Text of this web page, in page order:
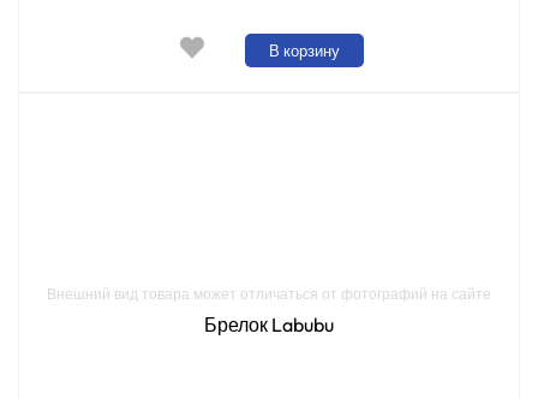
В корзину
Внешний вид товара может отличаться от фотографий на сайте
Брелок Labubu